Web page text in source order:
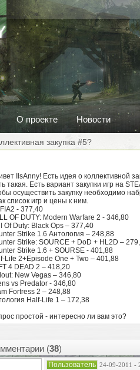
О проекте Новости
закупка #5?
IlsAnny! Есть идея о коллективной
такая. Есть вариант закупки игр на
осуществить закупку необходимо
список игр и цены к ним.
- 377,40
OF DUTY: Modern Warfare 2 - 346,80
Of Duty: Black Ops – 377,40
Strike 1.6 Антология – 248,88
Strike: SOURCE + DoD + HL2D –
Strike 1.6 + SOURSE - 401,88
Life 2+Episode One + Two – 401,88
4 DEAD 2 – 418,20
New Vegas – 346,80
vs Predator - 346,80
Fortress 2 – 248,88
Half-Life 1 – 172,38
простой - интересно ли вам это?
(38)
Пользователь 24-09-2011 -